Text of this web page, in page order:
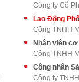
Công ty Cổ
Lao Động
Công TNHH
Nhân viên
Công TNHH
Công nhân
Công ty